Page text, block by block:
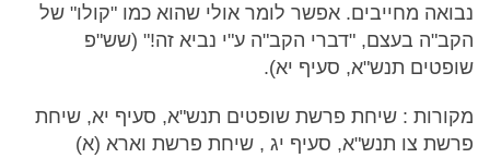
נבואה מחייבים. אפשר לומר אולי שהוא כמו "קולו" של
הקב"ה בעצם, "דברי הקב"ה ע"י נביא זה!" (שש"פ
שופטים תנש"א, סעיף יא).
מקורות : שיחת פרשת שופטים תנש"א, סעיף יא, שיחת
פרשת צו תנש"א, סעיף יג , שיחת פרשת וארא (א)